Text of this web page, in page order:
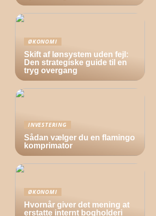
ØKONOMI
Skift af lønsystem uden fejl:
Den strategiske guide til en
tryg overgang
INVESTERING
Sådan vælger du en flamingo
komprimator
ØKONOMI
Hvornår giver det mening at
erstatte internt bogholderi